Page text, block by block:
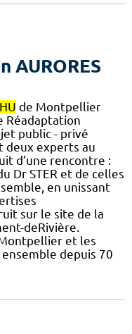
AURORES
de Montpellier
Réadaptation
public - privé
deux experts au
d’une rencontre :
Dr STER et de celles
en unissant
sur le site de la
deRivière.
et les
depuis 70